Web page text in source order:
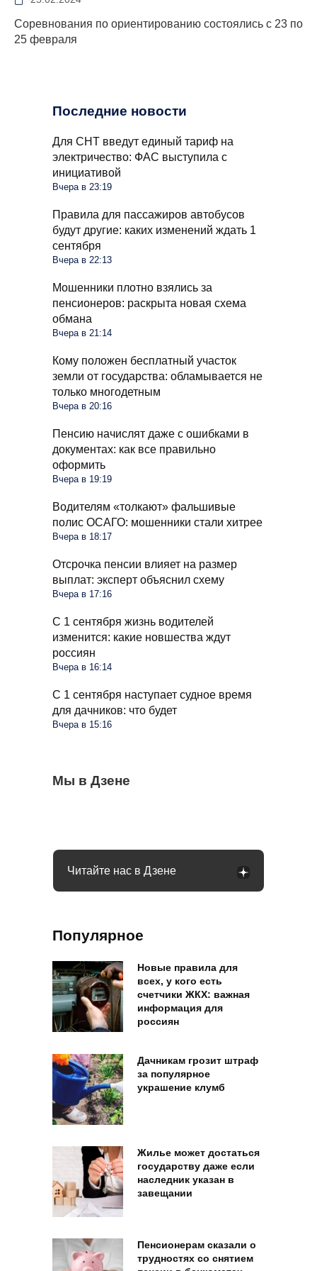
Соревнования по ориентированию состоялись с 23 по
25 февраля
Последние новости
Для СНТ введут единый тариф на
электричество: ФАС выступила с
инициативой
Вчера в 23:19
Правила для пассажиров автобусов
будут другие: каких изменений ждать 1
сентября
Вчера в 22:13
Мошенники плотно взялись за
пенсионеров: раскрыта новая схема
обмана
Вчера в 21:14
Кому положен бесплатный участок
земли от государства: обламывается не
только многодетным
Вчера в 20:16
Пенсию начислят даже с ошибками в
документах: как все правильно
оформить
Вчера в 19:19
Водителям «толкают» фальшивые
полис ОСАГО: мошенники стали хитрее
Вчера в 18:17
Отсрочка пенсии влияет на размер
выплат: эксперт объяснил схему
Вчера в 17:16
С 1 сентября жизнь водителей
изменится: какие новшества ждут
россиян
Вчера в 16:14
С 1 сентября наступает судное время
для дачников: что будет
Вчера в 15:16
Мы в Дзене
Для СНТ введут единый тариф на
электричество: ФАС выступила с
Правила для пассажиров автобусов будут
Мошенники плотно взялись за
Читайте нас в Дзене
Популярное
Новые правила для
всех, у кого есть
счетчики ЖКХ: важная
информация для
россиян
Дачникам грозит штраф
за популярное
украшение клумб
Жилье может достаться
государству даже если
наследник указан в
завещании
Пенсионерам сказали о
трудностях со снятием